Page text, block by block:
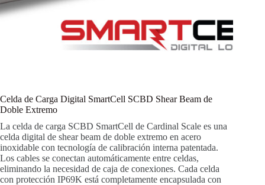
Celda de Carga Digital SmartCell SCBD Shear Beam de
Doble Extremo
La celda de carga SCBD SmartCell de Cardinal Scale es una
celda digital de shear beam de doble extremo en acero
inoxidable con tecnología de calibración interna patentada.
Los cables se conectan automáticamente entre celdas,
eliminando la necesidad de caja de conexiones. Cada celda
con protección IP69K está completamente encapsulada con